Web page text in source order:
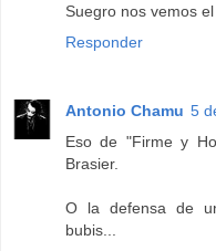
Suegro nos vemos
Responder
Antonio Chamu 5
Eso de "Firme y
Brasier.
O la defensa de
bubis...